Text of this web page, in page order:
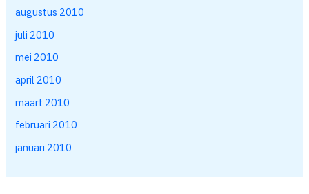
augustus 2010
juli 2010
mei 2010
april 2010
maart 2010
februari 2010
januari 2010